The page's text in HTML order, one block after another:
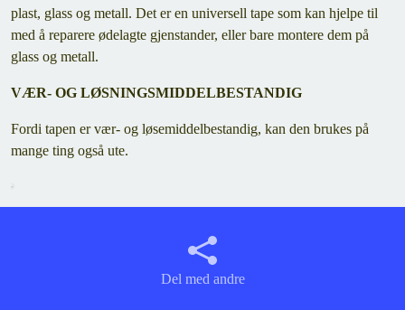
plast, glass og metall. Det er en universell tape som kan hjelpe til
med å reparere ødelagte gjenstander, eller bare montere dem på
glass og metall.
VÆR- OG LØSNINGSMIDDELBESTANDIG
Fordi tapen er vær- og løsemiddelbestandig, kan den brukes på
mange ting også ute.
Del med andre